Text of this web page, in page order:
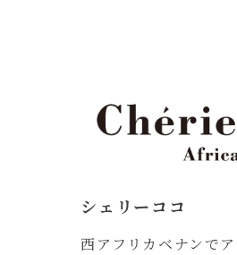
シェリーココ
西アフリカベナンで